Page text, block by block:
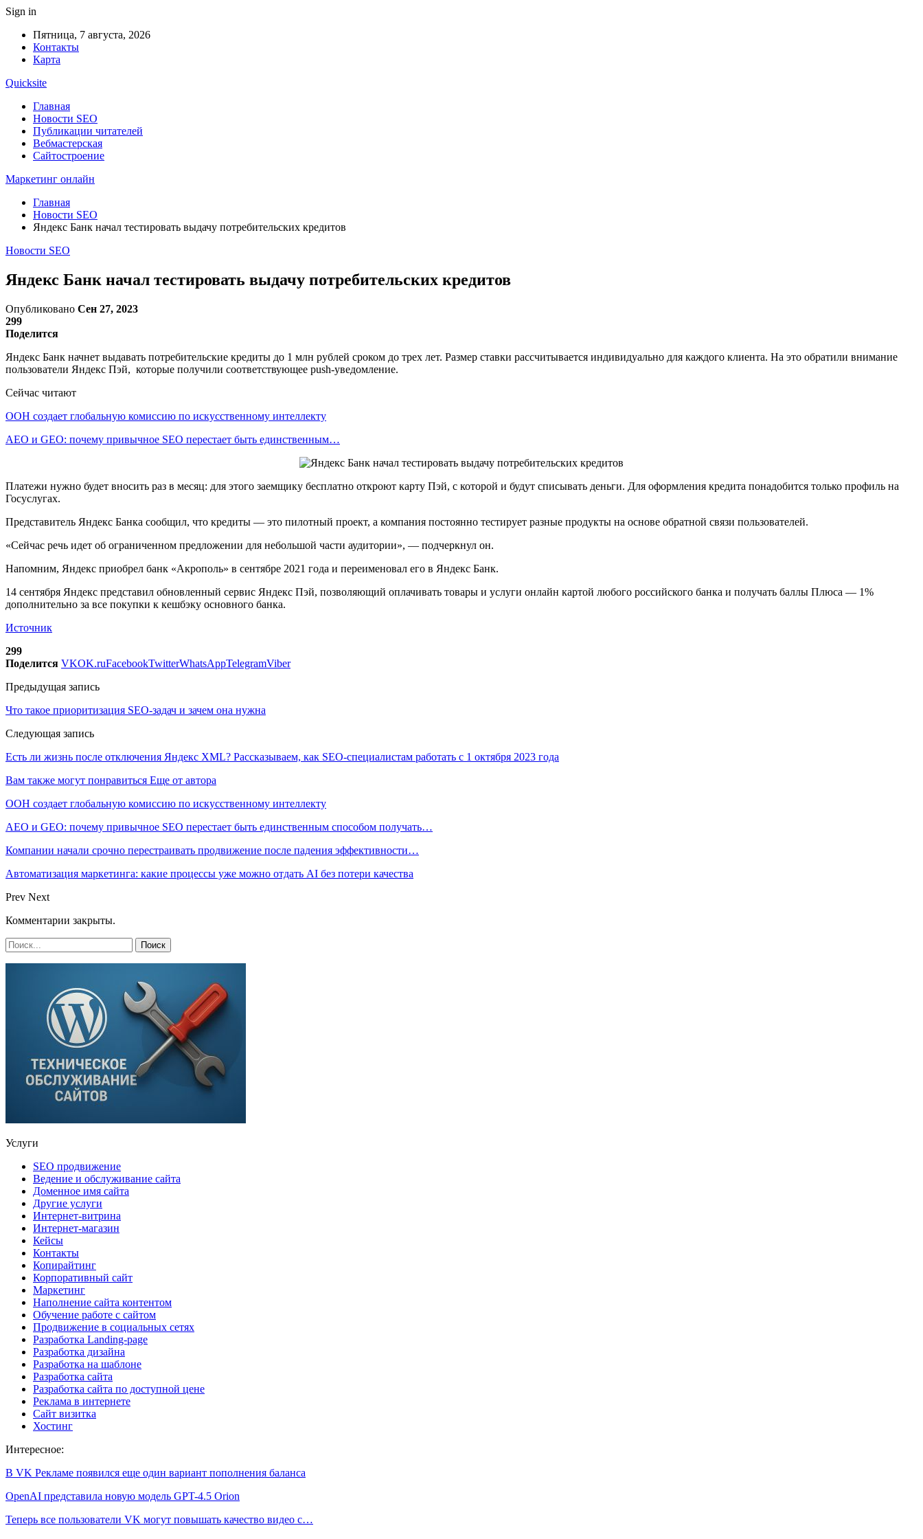
Sign in
Пятница, 7 августа, 2026
Контакты
Карта
Quicksite
Главная
Новости SEO
Публикации читателей
Вебмастерская
Сайтостроение
Маркетинг онлайн
Главная
Новости SEO
Яндекс Банк начал тестировать выдачу потребительских кредитов
Новости SEO
Яндекс Банк начал тестировать выдачу потребительских кредитов
Опубликовано Сен 27, 2023
299
Поделится
Яндекс Банк начнет выдавать потребительские кредиты до 1 млн рублей сроком до трех лет. Размер ставки рассчитывается индивидуально для каждого клиента. На это обратили внимание
пользователи Яндекс Пэй, которые получили соответствующее push-уведомление.
Сейчас читают
ООН создает глобальную комиссию по искусственному интеллекту
AEO и GEO: почему привычное SEO перестает быть единственным…
Платежи нужно будет вносить раз в месяц: для этого заемщику бесплатно откроют карту Пэй, с которой и будут списывать деньги. Для оформления кредита понадобится только профиль на
Госуслугах.
Представитель Яндекс Банка сообщил, что кредиты — это пилотный проект, а компания постоянно тестирует разные продукты на основе обратной связи пользователей.
«Сейчас речь идет об ограниченном предложении для небольшой части аудитории», — подчеркнул он.
Напомним, Яндекс приобрел банк «Акрополь» в сентябре 2021 года и переименовал его в Яндекс Банк.
14 сентября Яндекс представил обновленный сервис Яндекс Пэй, позволяющий оплачивать товары и услуги онлайн картой любого российского банка и получать баллы Плюса — 1%
дополнительно за все покупки к кешбэку основного банка.
Источник
299
Поделится VKOK.ruFacebookTwitterWhatsAppTelegramViber
Предыдущая запись
Что такое приоритизация SEO-задач и зачем она нужна
Следующая запись
Есть ли жизнь после отключения Яндекс XML? Рассказываем, как SEO-специалистам работать с 1 октября 2023 года
Вам также могут понравиться Еще от автора
ООН создает глобальную комиссию по искусственному интеллекту
AEO и GEO: почему привычное SEO перестает быть единственным способом получать…
Компании начали срочно перестраивать продвижение после падения эффективности…
Автоматизация маркетинга: какие процессы уже можно отдать AI без потери качества
Prev Next
Комментарии закрыты.
Услуги
SEO продвижение
Ведение и обслуживание сайта
Доменное имя сайта
Другие услуги
Интернет-витрина
Интернет-магазин
Кейсы
Контакты
Копирайтинг
Корпоративный сайт
Маркетинг
Наполнение сайта контентом
Обучение работе с сайтом
Продвижение в социальных сетях
Разработка Landing-page
Разработка дизайна
Разработка на шаблоне
Разработка сайта
Разработка сайта по доступной цене
Реклама в интернете
Сайт визитка
Хостинг
Интересное:
В VK Рекламе появился еще один вариант пополнения баланса
OpenAI представила новую модель GPT-4.5 Orion
Теперь все пользователи VK могут повышать качество видео с…